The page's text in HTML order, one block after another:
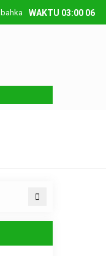
running text silahkan ke
WAKTU 03:00 06